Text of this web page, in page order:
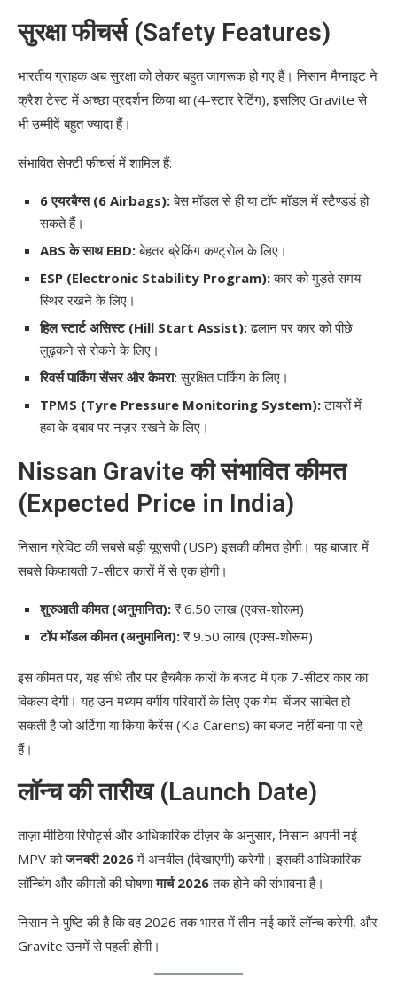
सुरक्षा फीचर्स (Safety Features)
भारतीय ग्राहक अब सुरक्षा को लेकर बहुत जागरूक हो गए हैं। निसान मैग्नाइट ने
क्रैश टेस्ट में अच्छा प्रदर्शन किया था (4-स्टार रेटिंग), इसलिए Gravite से
भी उम्मीदें बहुत ज्यादा हैं।
संभावित सेफ्टी फीचर्स में शामिल हैं:
6 एयरबैग्स (6 Airbags):बेस मॉडल से ही या टॉप मॉडल में स्टैण्डर्ड हो
सकते हैं।
ABS के साथ EBD:बेहतर ब्रेकिंग कण्ट्रोल के लिए।
ESP (Electronic Stability Program):कार को मुड़ते समय
स्थिर रखने के लिए।
हिल स्टार्ट असिस्ट (Hill Start Assist):ढलान पर कार को पीछे
लुढ़कने से रोकने के लिए।
रिवर्स पार्किंग सेंसर और कैमरा:सुरक्षित पार्किंग के लिए।
TPMS (Tyre Pressure Monitoring System):टायरों में
हवा के दबाव पर नज़र रखने के लिए।
Nissan Gravite की संभावित कीमत
(Expected Price in India)
निसान ग्रेविट की सबसे बड़ी यूएसपी (USP) इसकी कीमत होगी। यह बाजार में
सबसे किफायती 7-सीटर कारों में से एक होगी।
शुरुआती कीमत (अनुमानित): ₹ 6.50 लाख (एक्स-शोरूम)
टॉप मॉडल कीमत (अनुमानित): ₹ 9.50 लाख (एक्स-शोरूम)
इस कीमत पर, यह सीधे तौर पर हैचबैक कारों के बजट में एक 7-सीटर कार का
विकल्प देगी। यह उन मध्यम वर्गीय परिवारों के लिए एक गेम-चेंजर साबित हो
सकती है जो अर्टिगा या किया कैरेंस (Kia Carens) का बजट नहीं बना पा रहे
हैं।
लॉन्च की तारीख (Launch Date)
ताज़ा मीडिया रिपोर्ट्स और आधिकारिक टीज़र के अनुसार, निसान अपनी नई
MPV कोजनवरी 2026में अनवील (दिखाएगी) करेगी। इसकी आधिकारिक
लॉन्चिंग और कीमतों की घोषणामार्च 2026तक होने की संभावना है।
निसान ने पुष्टि की है कि वह 2026 तक भारत में तीन नई कारें लॉन्च करेगी, और
Gravite उनमें से पहली होगी।